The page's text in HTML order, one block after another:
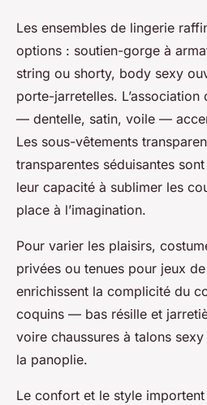
Les ensembles de lingerie
options : soutien-gorge à
string ou shorty, body sexy
porte-jarretelles. L’association
— dentelle, satin, voile —
Les sous-vêtements
transparentes séduisantes
leur capacité à sublimer les
place à l’imagination.
Pour varier les plaisirs,
privées ou tenues pour jeux
enrichissent la complicité du
coquins — bas résille et
voire chaussures à talons
la panoplie.
Le confort et le style importent